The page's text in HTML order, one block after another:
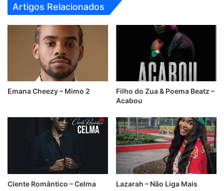
Artigos Relacionados
Emana Cheezy – Mimo 2
Filho do Zua & Poema Beatz –
Acabou
Ciente Romântico – Celma Lazarah – Não Liga Mais